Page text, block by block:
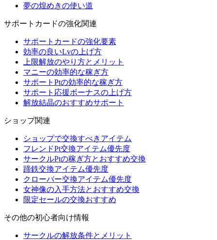
夢の煌めきの使い道
サポートカードの強化関連
サポートカードの強化要素
効率の良いLvの上げ方
上限解放のやり方とメリット
マニーの効率的な稼ぎ方
サポートPtの効率的な稼ぎ方
サポート応援ボーナスの上げ方
解放結晶のおすすめサポート
ショップ関連
ショップで交換すべきアイテム
フレンドPt交換アイテム優先度
サークルPtの稼ぎ方とおすすめ交換
蹄鉄交換アイテム優先度
クローバー交換アイテム優先度
女神像の入手方法とおすすめ交換
限定セールの交換おすすめ
その他の初心者向け情報
サークルの解放条件とメリット